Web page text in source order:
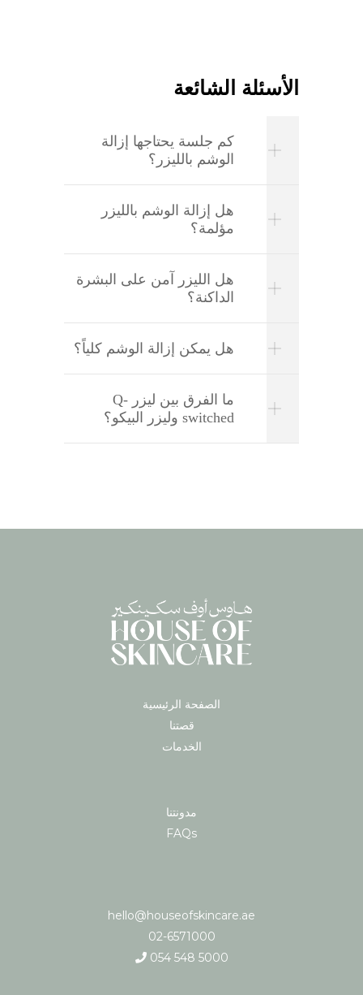
الأسئلة الشائعة
كم جلسة يحتاجها إزالة
الوشم بالليزر؟
هل إزالة الوشم بالليزر
مؤلمة؟
هل الليزر آمن على البشرة
الداكنة؟
هل يمكن إزالة الوشم كلياً؟
ما الفرق بين ليزر Q-
switched وليزر البيكو؟
الصفحة الرئيسية
قصتنا
الخدمات
مدونتنا
FAQs
hello@houseofskincare.ae
02-6571000
054 548 5000